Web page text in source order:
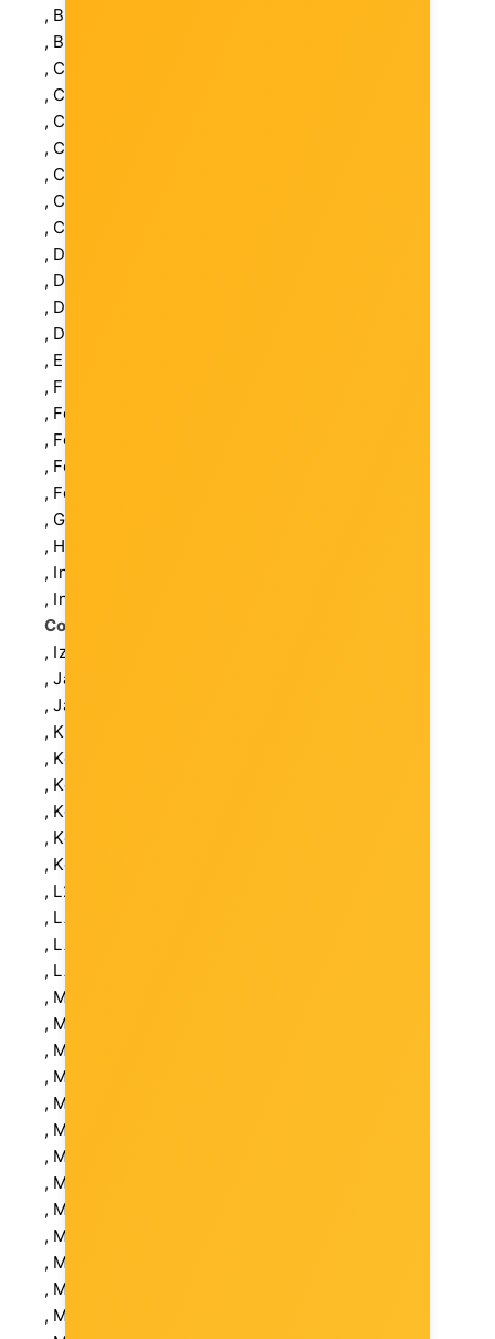
, Bruto težina kutije (kg): 12 kg
, Brzina memorije: 5600MHz(PC5-44800)
, Chipset: Intel W880
, Chipset: Realtek ALC3204
, CPU cache: 30 MB
, CPU količina jezgri: 20
, CPU količina: 1
, CPU Max. količina: 1
, CPU podnožje: Socket 1851
, DisplayPort: 2
, Dodaci: Brzi priručnik
, Dubina (mm): 438 mm
, Dužina (mm): 546 mm
, E-core količina: 12
, Flash podrška: SD
, Format memorije: DIMM 288-pin
, Format: Integriran
, Format: Plug-in-Card
, Format: Tower
, Grafička kartica: 1
, Headset Port: 1 (3.5-mm mini jack)
, Input Devices: Mouse
, Integriran:
Controller:
, Izlazna snaga: 500 W
, Jamstveni rok (mjeseci): 36 mjeseci(a)
, Jamstvo u Hrvatskoj: Da
, Kapacitet memorije: 32 GB
, Kol. matičnih ploča: 1
, Količina u kutiji: 1
, Količina u pakiranju: 1
, Količina utora: 4
, Komplet sa: 4x mDP to DP
, L2 cache: 36 MB
, LAN Chipset: Intel i219LM
, LAN: 1 (RJ-45)
, LAN: Gigabit Ethernet
, Max. kapacitet memorije: 128 GB
, Max. Napajanja: 1
, Max. neradna temperatura: 65 °C
, Max. neradna vlažnost: 95 %
, Max. radna temperatura: 35 °C
, Max. radna visina: 3048 m
, Max. radna vlažnost: 90 %
, Max. visina pohrane: 10668 m
, Min. neradna temperatura: -40 °C
, Min. neradna vlažnost: 0 %
, Min. radna temperatura okoline: 0 °C
, Min. radna vlažnost: 10 %
, Model: Nvidia RTX 2000